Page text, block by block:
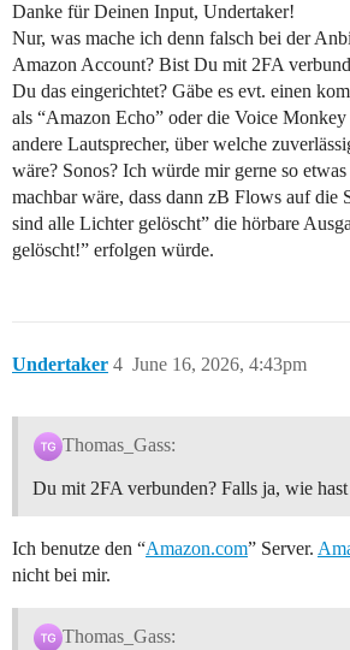
Danke für Deinen Input, Undertaker!
Nur, was mache ich denn falsch bei der
Amazon Account? Bist Du mit 2FA
Du das eingerichtet? Gäbe es evt. einen
als “Amazon Echo” oder die Voice
andere Lautsprecher, über welche
wäre? Sonos? Ich würde mir gerne so
machbar wäre, dass dann zB Flows auf die
sind alle Lichter gelöscht” die hörbare
gelöscht!” erfolgen würde.
Undertaker June 16, 2026, 4:43pm
4
Thomas_Gass:
Du mit 2FA verbunden? Falls ja, wie
Ich benutze den “Amazon.com” Server.
nicht bei mir.
Thomas_Gass: